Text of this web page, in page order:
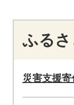
ふる
災害支援寄